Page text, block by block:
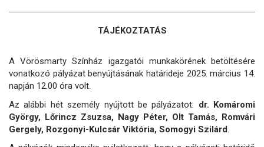
TÁJÉKOZTATÁS
A Vörösmarty Színház igazgatói munkakörének betöltésére
vonatkozó pályázat benyújtásának határideje 2025. március 14.
napján 12.00 óra volt.
Az alábbi hét személy nyújtott be pályázatot: dr. Komáromi
György, Lőrincz Zsuzsa, Nagy Péter, Olt Tamás, Romvári
Gergely, Rozgonyi-Kulcsár Viktória, Somogyi Szilárd